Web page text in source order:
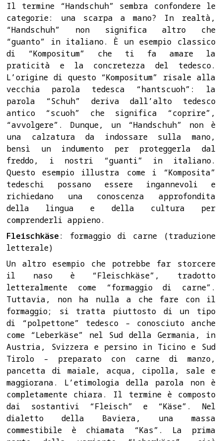
Il termine “Handschuh” sembra confondere le
categorie: una scarpa a mano? In realtà,
“Handschuh” non significa altro che
“guanto” in italiano. È un esempio classico
di “Kompositum” che ti fa amare la
praticità e la concretezza del tedesco.
L’origine di questo “Kompositum” risale alla
vecchia parola tedesca “hantscuoh”: la
parola “Schuh” deriva dall’alto tedesco
antico “scuoh” che significa “coprire”,
“avvolgere”. Dunque, un “Handschuh” non è
una calzatura da indossare sulla mano,
bensì un indumento per proteggerla dal
freddo, i nostri “guanti” in italiano.
Questo esempio illustra come i “Komposita”
tedeschi possano essere ingannevoli e
richiedano una conoscenza approfondita
della lingua e della cultura per
comprenderli appieno.
Fleischkäse: formaggio di carne (traduzione
letterale)
Un altro esempio che potrebbe far storcere
il naso è “Fleischkäse”, tradotto
letteralmente come “formaggio di carne”.
Tuttavia, non ha nulla a che fare con il
formaggio; si tratta piuttosto di un tipo
di “polpettone” tedesco – conosciuto anche
come “Leberkäse” nel Sud della Germania, in
Austria, Svizzera e persino in Ticino e Sud
Tirolo – preparato con carne di manzo,
pancetta di maiale, acqua, cipolla, sale e
maggiorana. L’etimologia della parola non è
completamente chiara. Il termine è composto
dai sostantivi “Fleisch” e “Käse”. Nel
dialetto della Baviera, una massa
commestibile è chiamata “Kas”. La prima